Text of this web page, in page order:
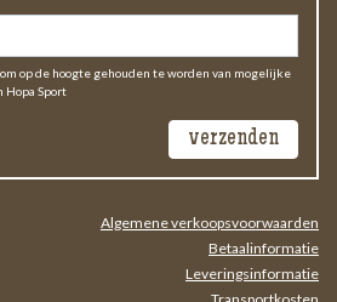
op de hoogte gehouden te worden van mogelijke
Hopa Sport
Algemene verkoopsvoorwaarden
Betaalinformatie
Leveringsinformatie